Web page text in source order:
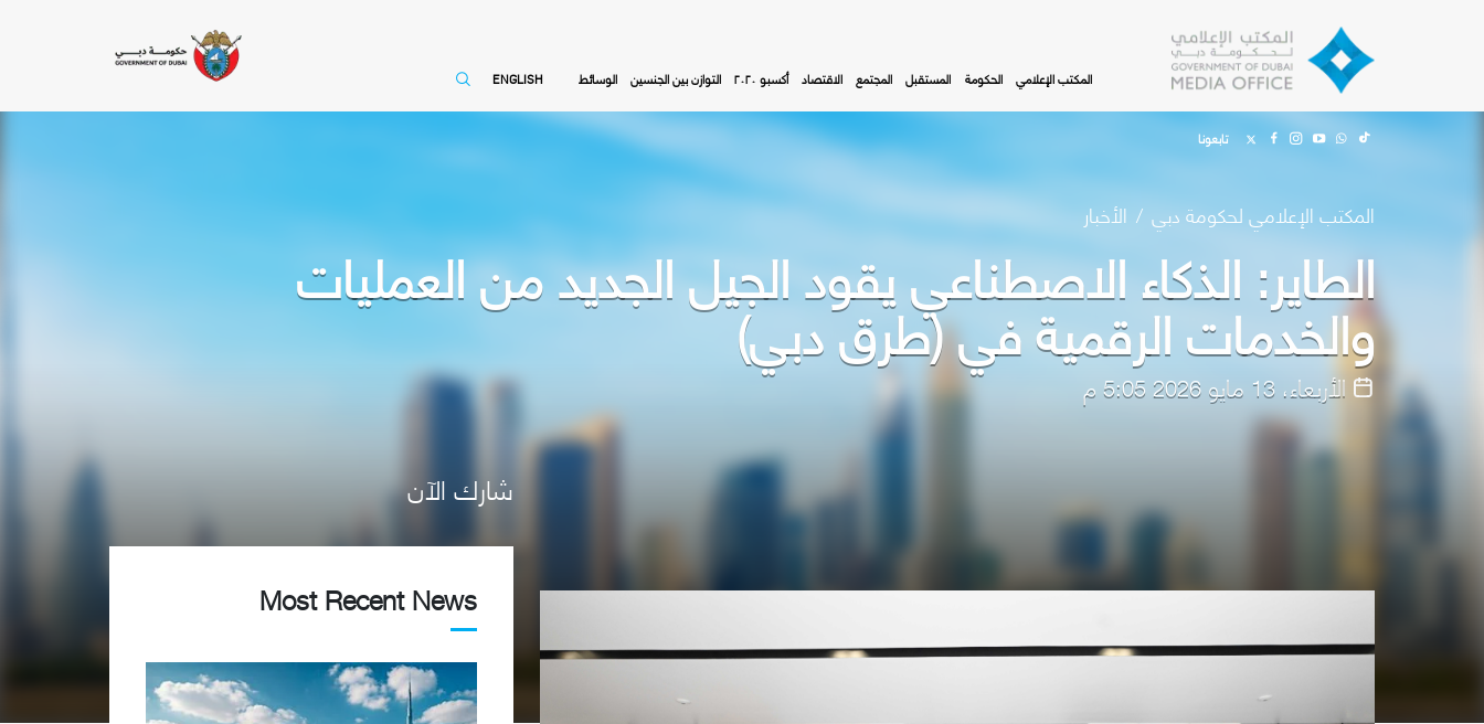
المكتب الإعلامي الحكومة المستقبل المجتمع الاقتصاد أكسبو ٢٠٢٠ التوازن بين الجنسين الوسائط ENGLISH
تابعونا
المكتب الإعلامي لحكومة دبي الأخبار
الطاير: الذكاء الاصطناعي يقود الجيل الجديد من العمليات
والخدمات الرقمية في (طرق دبي)
الأربعاء، 13 مايو 2026 5:05 م
شارك الآن
Most Recent News